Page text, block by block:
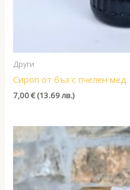
Други
Сироп от бъз с пчелен мед
7,00€(13.69 лв.)